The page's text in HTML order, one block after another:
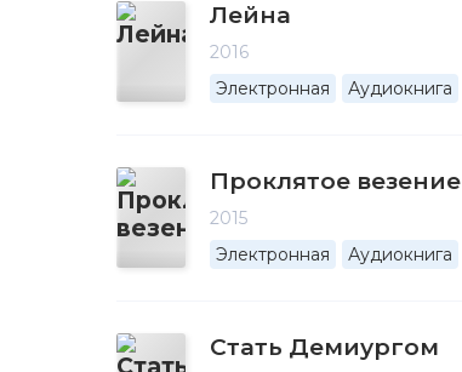
Лейна
2016
Электронная
Аудиокнига
Проклятое везение
2015
Электронная
Аудиокнига
Стать Демиургом